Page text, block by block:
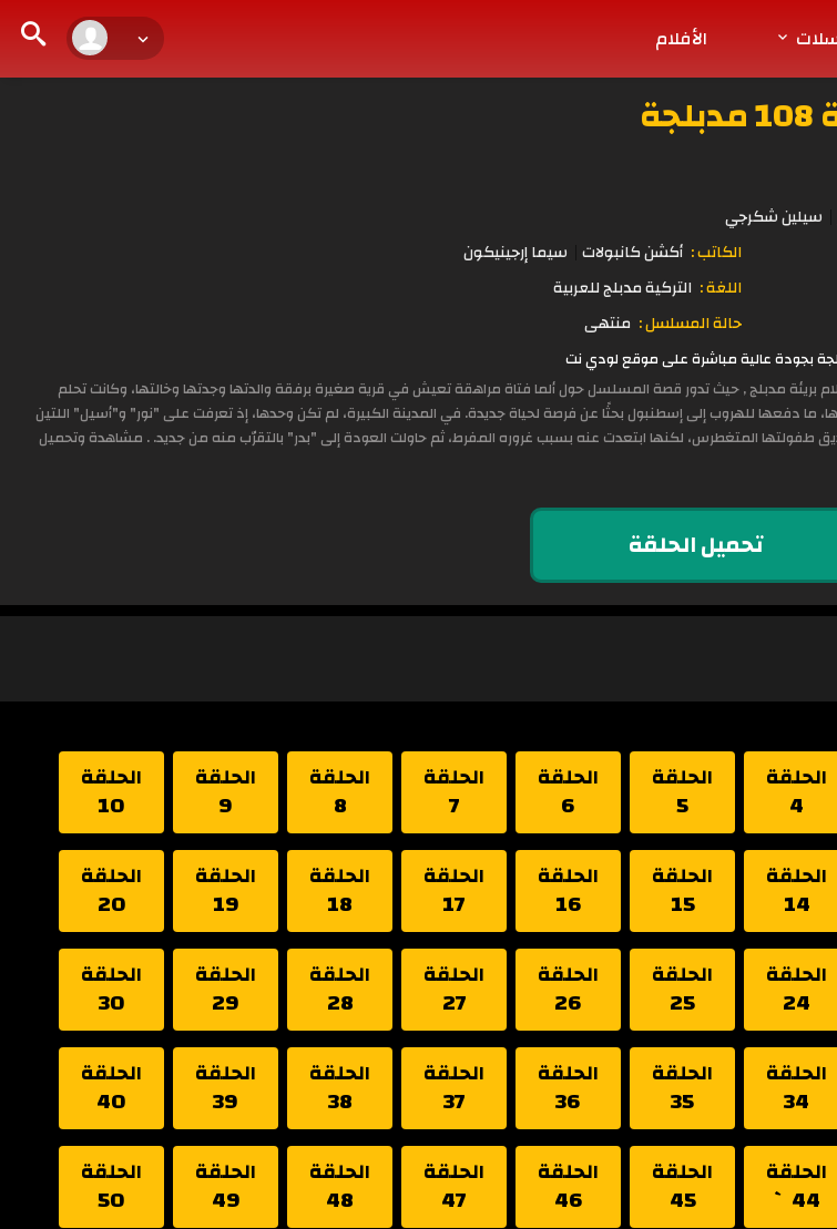
الأفلام
سيلين شكرجي
الكاتب : أكشن كانبولات سيما إرجينيكون
اللغة : التركية مدبلج للعربية
حالة المسلسل : منتهى
بريئة مدبلج , حيث تدور قصة المسلسل حول ألما فتاة مراهقة تعيش في قرية صغيرة برفقة والدتها وجدتها وخالتها، وكانت تحلم
ما دفعها للهروب إلى إسطنبول بحثًا عن فرصة لحياة جديدة. في المدينة الكبيرة، لم تكن وحدها، إذ تعرفت على "نور" و"أسيل" اللتين
طفولتها المتغطرس، لكنها ابتعدت عنه بسبب غروره المفرط، ثم حاولت العودة إلى "بدر" بالتقرّب منه من جديد. . مشاهدة وتحميل
تحميل الحلقة
الحلقة
4
الحلقة
5
الحلقة
6
الحلقة
7
الحلقة
8
الحلقة
9
الحلقة
10
الحلقة
14
الحلقة
15
الحلقة
16
الحلقة
17
الحلقة
18
الحلقة
19
الحلقة
20
الحلقة
24
الحلقة
25
الحلقة
26
الحلقة
27
الحلقة
28
الحلقة
29
الحلقة
30
الحلقة
34
الحلقة
35
الحلقة
36
الحلقة
37
الحلقة
38
الحلقة
39
الحلقة
40
الحلقة
44 `
الحلقة
45
الحلقة
46
الحلقة
47
الحلقة
48
الحلقة
49
الحلقة
50